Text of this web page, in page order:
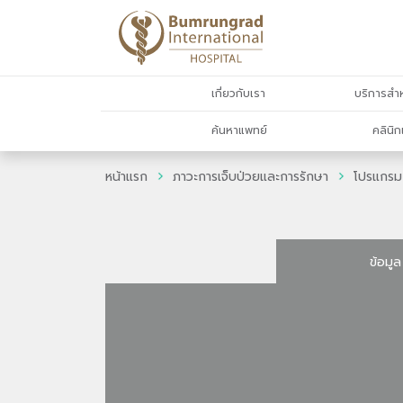
เกี่ยวกับเรา บริการส
ค้นหาแพทย์ คลินิก
หน้าแรก ภาวะการเจ็บป่วยและการรักษา โปรแกร
ข้อมูล